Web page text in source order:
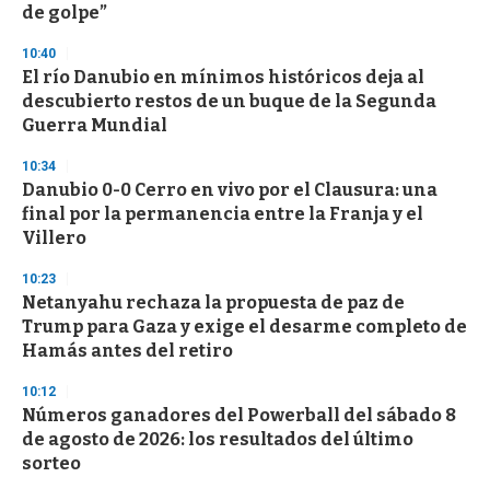
n
de golpe”
10:40
El río Danubio en mínimos históricos deja al
descubierto restos de un buque de la Segunda
Guerra Mundial
10:34
Danubio 0-0 Cerro en vivo por el Clausura: una
final por la permanencia entre la Franja y el
Villero
10:23
Netanyahu rechaza la propuesta de paz de
Trump para Gaza y exige el desarme completo de
Hamás antes del retiro
10:12
Números ganadores del Powerball del sábado 8
de agosto de 2026: los resultados del último
sorteo